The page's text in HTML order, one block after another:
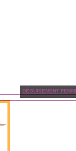
DÉGUISEMENT